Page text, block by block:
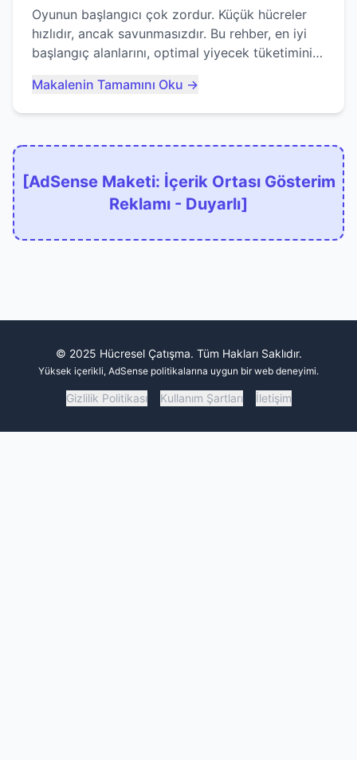
Oyunun başlangıcı çok zordur. Küçük hücreler
hızlıdır, ancak savunmasızdır. Bu rehber, en iyi
başlangıç alanlarını, optimal yiyecek tüketimini
kaçınacağınızı anlatıyor...
Makalenin Tamamını Oku →
[AdSense Maketi: İçerik Ortası Gösterim
Reklamı - Duyarlı]
© 2025 Hücresel Çatışma. Tüm Hakları Saklıdır.
Yüksek içerikli, AdSense politikalarına uygun bir web deneyimi.
Gizlilik Politikası Kullanım Şartları İletişim